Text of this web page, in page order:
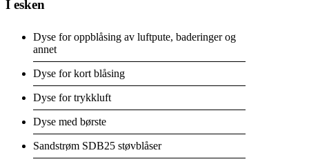
I esken
Dyse for oppblåsing av luftpute, baderinger og
annet
Dyse for kort blåsing
Dyse for trykkluft
Dyse med børste
Sandstrøm SDB25 støvblåser